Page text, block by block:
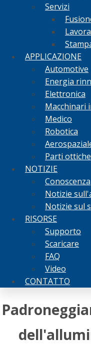
Servizi
APPLICAZIONE
Automotive
Energia
Elettronica
Macchinari
Medico
Robotica
Parti ottiche
NOTIZIE
Conoscenza
Notizie
Notizie sul
RISORSE
Supporto
Scaricare
FAQ
Video
CONTATTO